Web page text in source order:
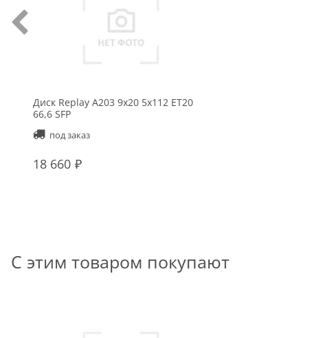
Диск Replay A203 9x20 5x112 ET20
66,6 SFP
под заказ
18 660
С этим товаром покупают